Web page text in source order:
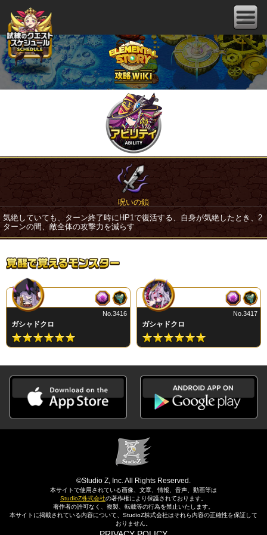
呪いの鎖
気絶していても、ターン終了時にHP1で復活する、自身が気絶したとき、2
ターンの間、敵全体の攻撃力を減らす
ガシャドクロ
No.3416
ガシャドクロ
No.3417
©Studio Z, Inc. All Rights Reserved.
本サイトで使用されている画像、文章、情報、音声、動画等は
StudioZ株式会社の著作権により保護されております。
著作者の許可なく、複製、転載等の行為を禁止いたします。
本サイトに掲載されている内容について、StudioZ株式会社はそれら内容の正確性を保証して
おりません。